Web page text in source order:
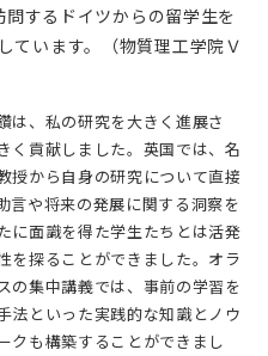
するドイツからの留学生を
ています。（物質理工学院Ｖ
は、私の研究を大きく進展さ
く貢献しました。英国では、名
授から自身の研究について直接
言や将来の発展に関する洞察を
に面識を得た学生たちとは活発
を探ることができました。オラ
の集中講義では、事前の学習を
法といった実践的な知識とノウ
クも構築することができまし